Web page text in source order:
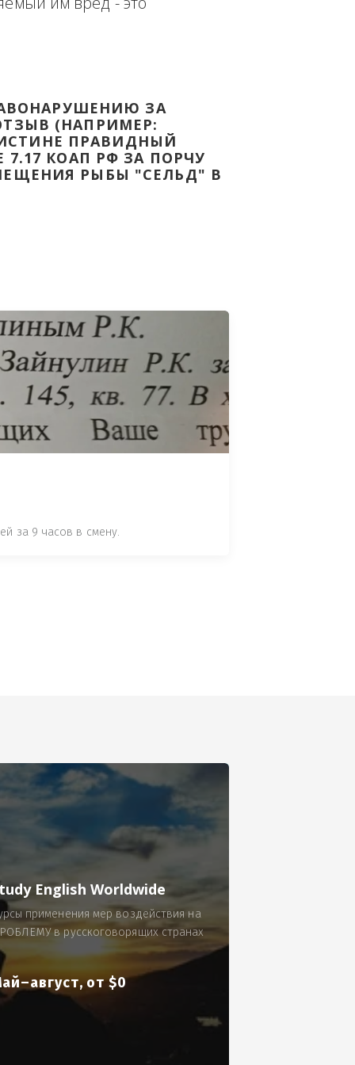
доказательством с целью -
Законодательства Российской
ПРАВОНАРУШЕНИЮ ЗА
ВАШ ОТЗЫВ (НАПРИМЕР:
ВОИСТИНЕ ПРАВИДНЫЙ
7.17 КОАП РФ ЗА ПОРЧУ
ПОМЕЩЕНИЯ РЫБЫ "СЕЛЬД" В
300 рублей за 9 часов в смену.